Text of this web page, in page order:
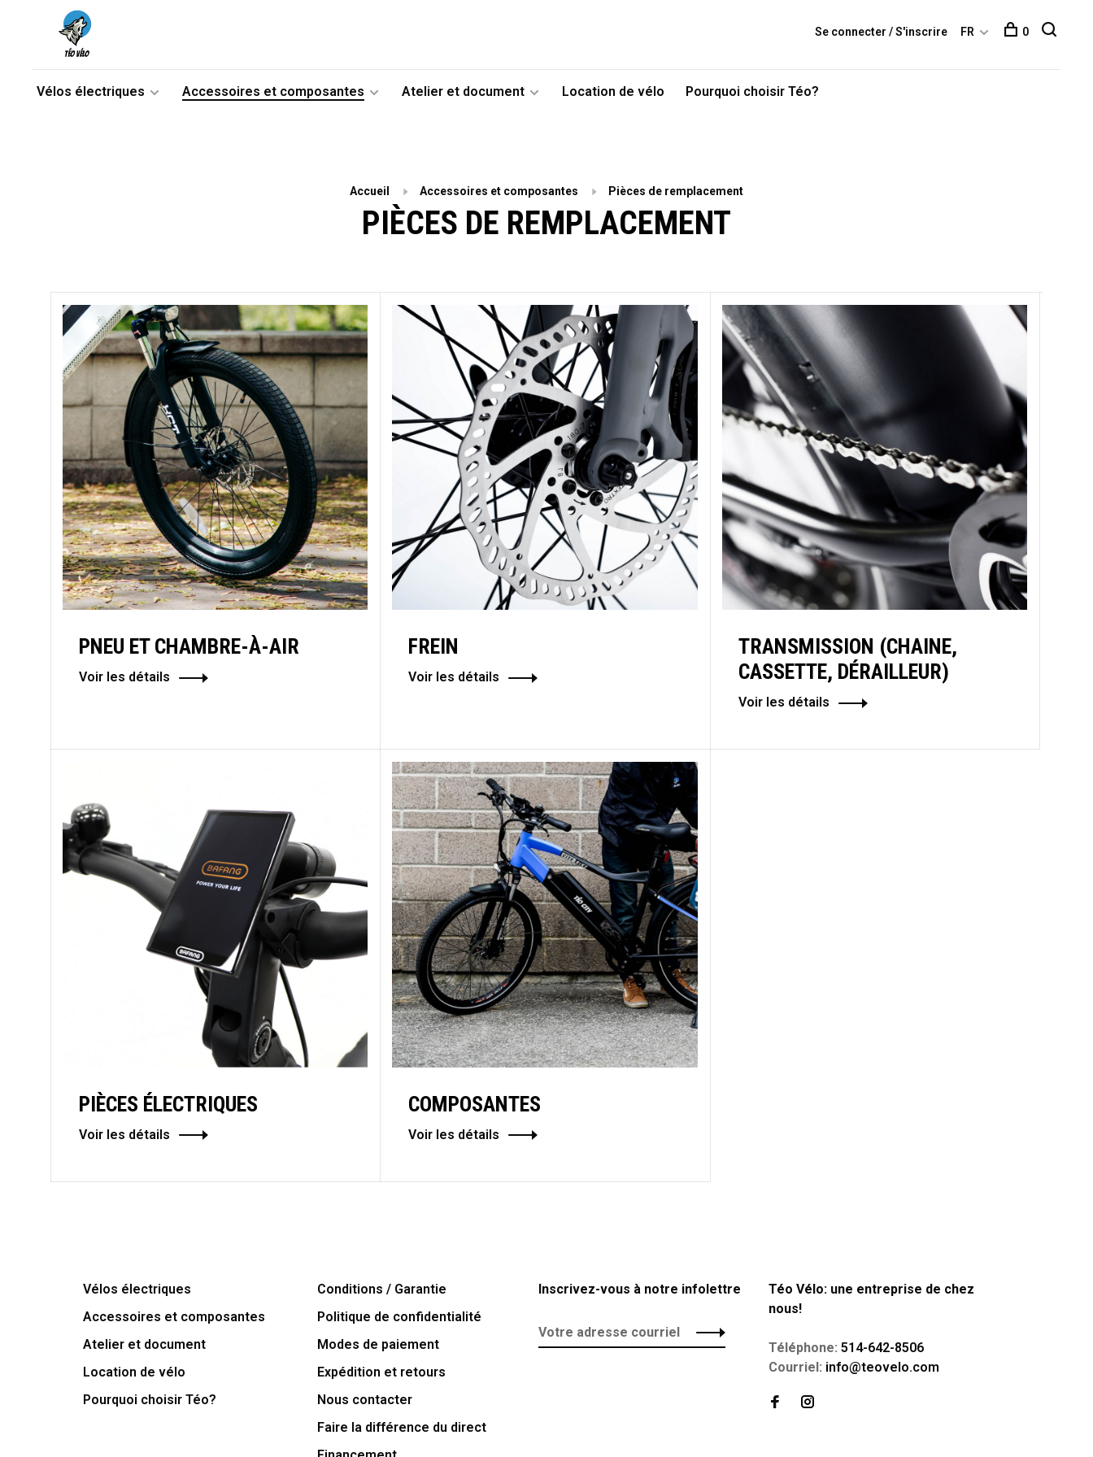
Vélos électriques Accessoires et composantes Atelier et document Location de vélo Pourquoi choisir Téo?
Se connecter / S'inscrire FR 0
Accueil Accessoires et composantes Pièces de remplacement
PIÈCES DE REMPLACEMENT
PNEU ET CHAMBRE-À-AIR
Voir les détails
FREIN
Voir les détails
TRANSMISSION (CHAINE,
CASSETTE, DÉRAILLEUR)
Voir les détails
PIÈCES ÉLECTRIQUES
Voir les détails
COMPOSANTES
Voir les détails
Vélos électriques
Accessoires et composantes
Atelier et document
Location de vélo
Pourquoi choisir Téo?
Conditions / Garantie
Politique de confidentialité
Modes de paiement
Expédition et retours
Nous contacter
Faire la différence du direct
Inscrivez-vous à notre infolettre
Téo Vélo: une entreprise de chez
nous!
Téléphone: 514-642-8506
Courriel: info@teovelo.com